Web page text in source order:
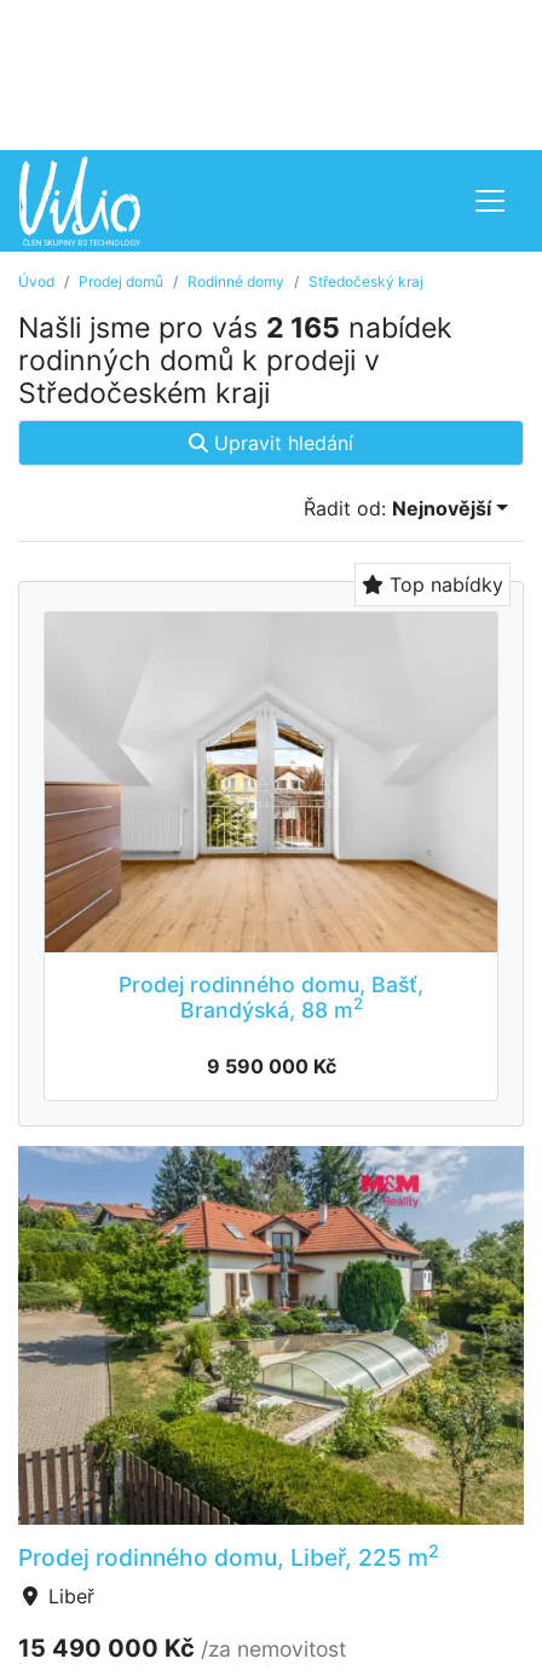
Úvod Prodej domů Rodinné domy Středočeský kraj
Našli jsme pro vás 2 165 nabídek
rodinných domů k prodeji v
Středočeském kraji
Upravit hledání
Řadit od: Nejnovější
Top nabídky
Prodej rodinného domu, Bašť,
Brandýská, 88 m2
9 590 000 Kč
Prodej rodinného domu, Libeř, 225 m2
Libeř
15 490 000 Kč /za nemovitost